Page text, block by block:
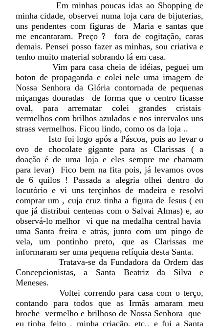
Em minhas poucas idas ao Shopping de
minha cidade, observei numa loja cara de bijuterias,
uns pendentes com figuras de Maria e santas que
me encantaram. Preço ? fora de cogitação, caras
demais. Pensei posso fazer as minhas, sou criativa e
tenho muito material sobrando lá em casa.
Vim para casa cheia de idéias, peguei um
boton de propaganda e colei nele uma imagem de
Nossa Senhora da Glória contornada de pequenas
miçangas douradas de forma que o centro ficasse
oval, para arrematar colei grandes cristais
vermelhos com brilhos azulados e nos intervalos uns
strass vermelhos. Ficou lindo, como os da loja ..
Isto foi logo após a Páscoa, pois ao levar o
ovo de chocolate gigante para as Clarissas ( a
doação é de uma loja e eles sempre me chamam
para levar) Fico bem na fita pois, já levamos ovos
de 6 quilos ! Passada a alegria olhei dentro do
locutório e vi uns terçinhos de madeira e resolvi
comprar um , cuja cruz tinha a figura de Jesus ( eu
que já distribui centenas com o Salvai Almas) e, ao
observá-lo melhor vi que na medalha central havia
uma Santa freira e atrás, junto com um pingo de
vela, um pontinho preto, que as Clarissas me
informaram ser uma pequena relíquia desta Santa.
Tratava-se da Fundadora da Ordem das
Concepcionistas, a Santa Beatriz da Silva e
Meneses.
Voltei correndo para casa com o terço,
contando para todos que as Irmãs amaram meu
broche vermelho e brilhoso de Nossa Senhora que
eu tinha feito , minha criação, etc.. e fui a Santa